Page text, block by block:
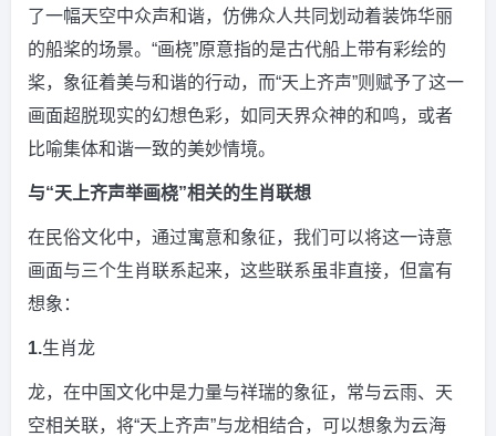
了一幅天空中众声和谐，仿佛众人共同划动着装饰华丽
的船桨的场景。“画桡”原意指的是古代船上带有彩绘的
桨，象征着美与和谐的行动，而“天上齐声”则赋予了这一
画面超脱现实的幻想色彩，如同天界众神的和鸣，或者
比喻集体和谐一致的美妙情境。
与“天上齐声举画桡”相关的生肖联想
在民俗文化中，通过寓意和象征，我们可以将这一诗意
画面与三个生肖联系起来，这些联系虽非直接，但富有
想象：
1.生肖龙
龙，在中国文化中是力量与祥瑞的象征，常与云雨、天
空相关联，将“天上齐声”与龙相结合，可以想象为云海